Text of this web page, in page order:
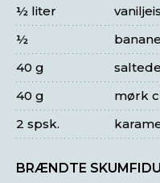
vaniljeis
½ liter
½
40 g
mørk
40 g
2 spsk.
BRÆNDTE